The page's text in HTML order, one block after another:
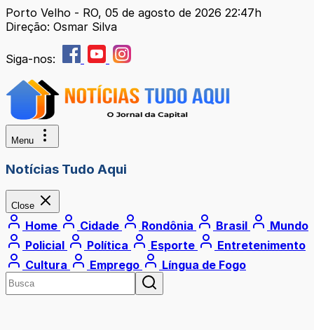
Porto Velho - RO, 05 de agosto de 2026 22:47h
Direção: Osmar Silva
Siga-nos:
Menu
Notícias Tudo Aqui
Close
Home Cidade Rondônia Brasil
Mundo
Policial
Política Esporte
Entretenimento
Cultura
Emprego Língua de Fogo